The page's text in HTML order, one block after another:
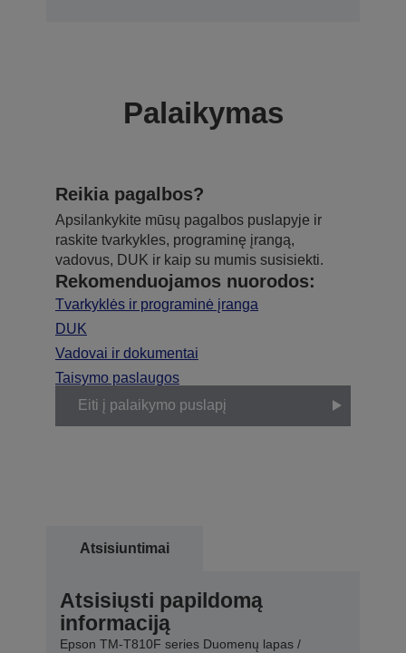
Palaikymas
Reikia pagalbos?
Apsilankykite mūsų pagalbos puslapyje ir
raskite tvarkykles, programinę įrangą,
vadovus, DUK ir kaip su mumis susisiekti.
Rekomenduojamos nuorodos:
Tvarkyklės ir programinė įranga
DUK
Vadovai ir dokumentai
Taisymo paslaugos
Eiti į palaikymo puslapį
Atsisiuntimai
Atsisiųsti papildomą
informaciją
Epson TM-T810F series Duomenų lapas /